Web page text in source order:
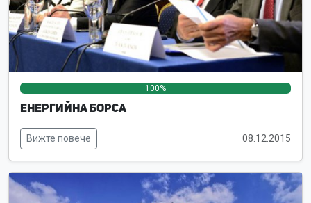
100%
Енергийна борса
Вижте повече 08.12.2015